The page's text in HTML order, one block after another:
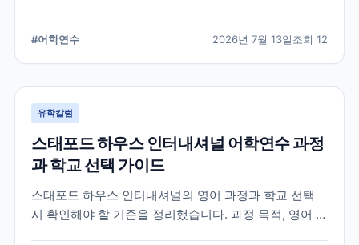
#어학연수 2026년 7월 13일조회 12
유학칼럼
스태포드 하우스 인터내셔널 어학연수 과정
과 학교 선택 가이드
스태포드 하우스 인터내셔널의 영어 과정과 학교 선택
시 확인해야 할 기준을 정리했습니다. 과정 목적, 영어 수